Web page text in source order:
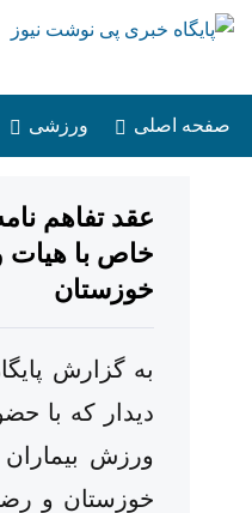
صفحه اصلی ورزشی
عقد تفاهم
خاص با هیات
خوزستان
به گزارش
دیدار که با
ورزش
خوزستان و